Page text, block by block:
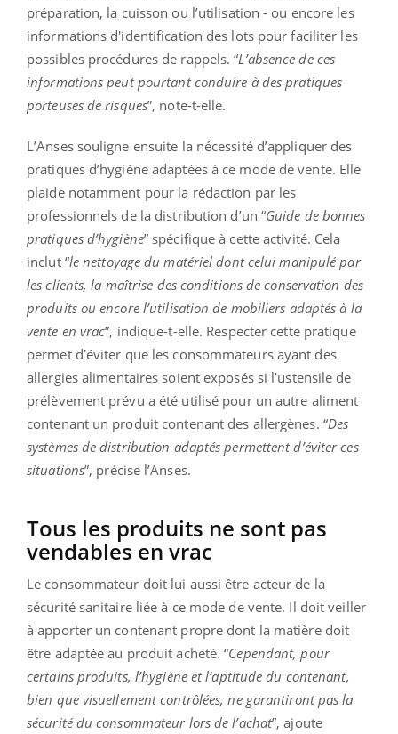
préparation, la cuisson ou l’utilisation - ou encore les
informations d'identification des lots pour faciliter les
possibles procédures de rappels. “L’absence de ces
informations peut pourtant conduire à des pratiques
porteuses de risques”, note-t-elle.
L’Anses souligne ensuite la nécessité d’appliquer des
pratiques d’hygiène adaptées à ce mode de vente. Elle
plaide notamment pour la rédaction par les
professionnels de la distribution d’un “Guide de bonnes
pratiques d’hygiène” spécifique à cette activité. Cela
inclut “le nettoyage du matériel dont celui manipulé par
les clients, la maîtrise des conditions de conservation des
produits ou encore l’utilisation de mobiliers adaptés à la
vente en vrac”, indique-t-elle. Respecter cette pratique
permet d’éviter que les consommateurs ayant des
allergies alimentaires soient exposés si l’ustensile de
prélèvement prévu a été utilisé pour un autre aliment
contenant un produit contenant des allergènes. “Des
systèmes de distribution adaptés permettent d’éviter ces
situations”, précise l’Anses.
Tous les produits ne sont pas
vendables en vrac
Le consommateur doit lui aussi être acteur de la
sécurité sanitaire liée à ce mode de vente. Il doit veiller
à apporter un contenant propre dont la matière doit
être adaptée au produit acheté. “Cependant, pour
certains produits, l’hygiène et l’aptitude du contenant,
bien que visuellement contrôlées, ne garantiront pas la
sécurité du consommateur lors de l’achat”, ajoute